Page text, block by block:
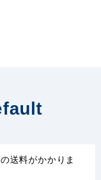
送料がかかりま